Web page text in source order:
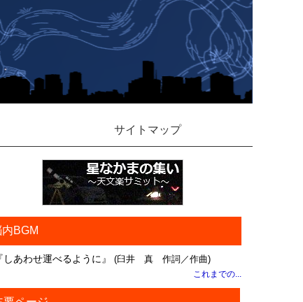
サイトマップ
内BGM
あわせ運べるように』 (臼井 真 作詞／作曲)
これまでの...